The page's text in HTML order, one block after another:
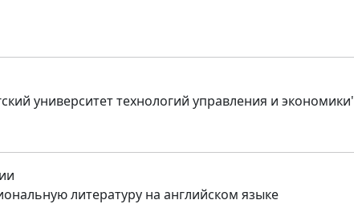
университет технологий управления и
литературу на английском языке